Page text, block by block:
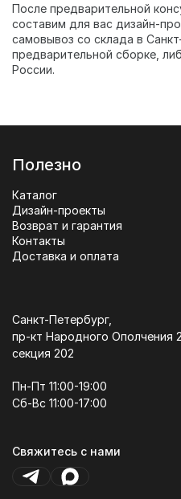
После предварительной
составим для вас дизайн-
самовывоз со склада в
предварительной сборке,
России.
Полезно
Каталог
Дизайн-проекты
Возврат и гарантия
Контакты
Доставка и оплата
Санкт-Петербург,
пр-кт Народного Ополчения
секция 202
Пн-Пт 11:00-19:00
Сб-Вс 11:00-17:00
Свяжитесь с нами